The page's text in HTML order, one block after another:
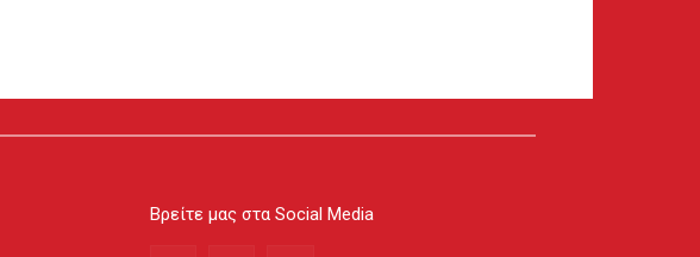
Βρείτε μας στα Social Media